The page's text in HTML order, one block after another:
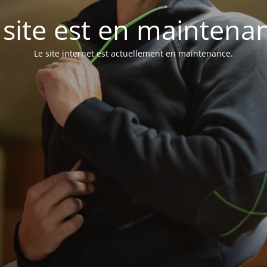
est en
Le site internet est actuellement en maintenance.